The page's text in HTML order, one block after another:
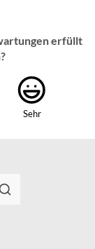
erfüllt
Sehr